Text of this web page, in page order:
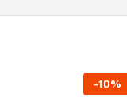
-10%